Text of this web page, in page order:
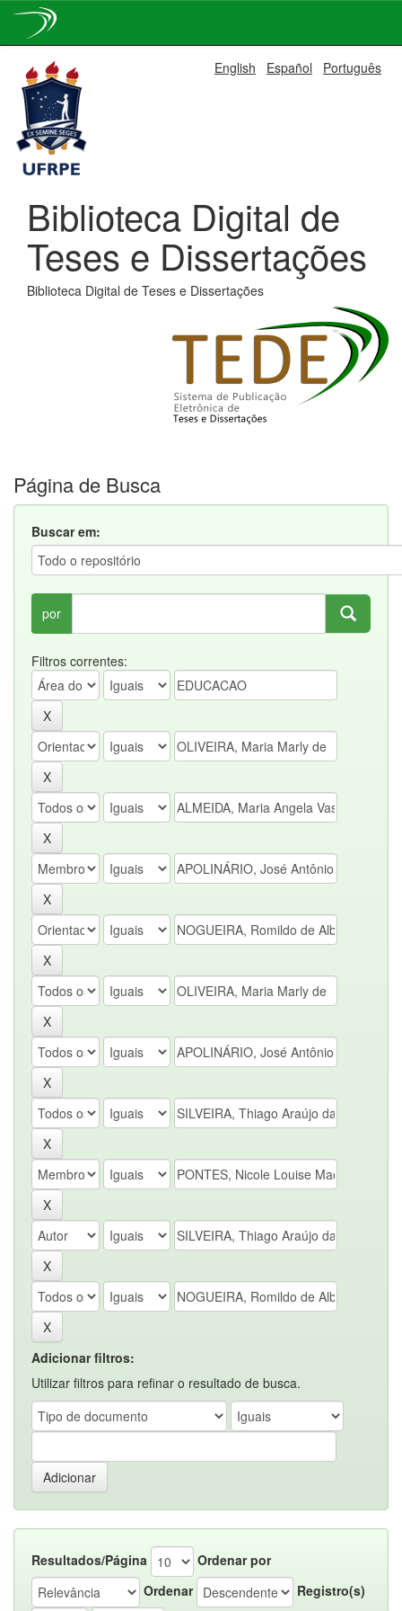
navigation
English Español Português
Biblioteca Digital de
Teses e Dissertações
Biblioteca Digital de Teses e Dissertações
Página de Busca
Buscar em:
por
Filtros correntes:
Adicionar filtros:
Utilizar filtros para refinar o resultado de busca.
Resultados/Página
Ordenar por
Ordenar
Registro(s)